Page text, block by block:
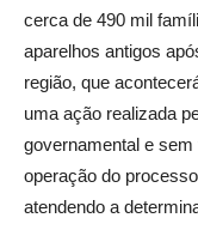
cerca de 490 mil
aparelhos antigos
região, que
uma ação realizada
governamental e
operação do
atendendo a